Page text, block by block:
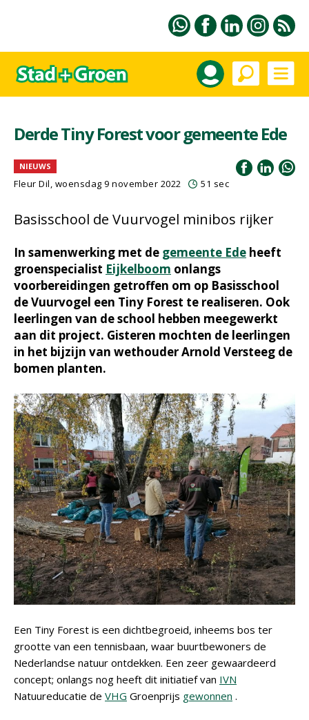
Derde Tiny Forest voor gemeente Ede
NIEUWS
Fleur Dil, woensdag 9 november 2022 51 sec
Basisschool de Vuurvogel minibos rijker
In samenwerking met de gemeente Ede heeft
groenspecialist Eijkelboom onlangs
voorbereidingen getroffen om op Basisschool
de Vuurvogel een Tiny Forest te realiseren. Ook
leerlingen van de school hebben meegewerkt
aan dit project. Gisteren mochten de leerlingen
in het bijzijn van wethouder Arnold Versteeg de
bomen planten.
Een Tiny Forest is een dichtbegroeid, inheems bos ter
grootte van een tennisbaan, waar buurtbewoners de
Nederlandse natuur ontdekken. Een zeer gewaardeerd
concept; onlangs nog heeft dit initiatief van IVN
Natuureducatie de VHG Groenprijs gewonnen .